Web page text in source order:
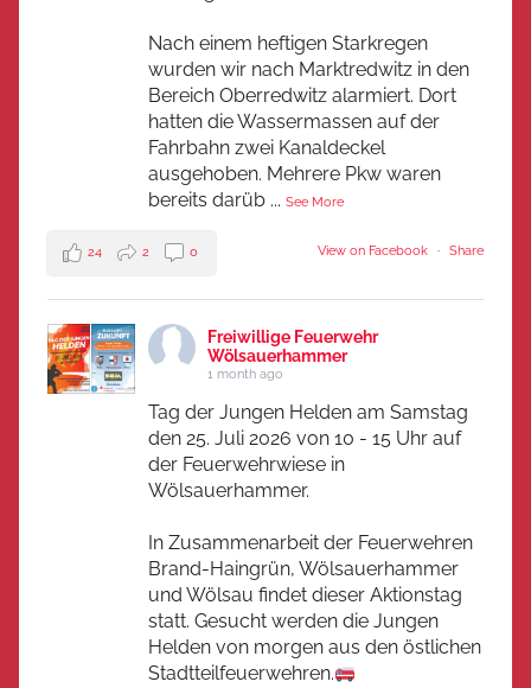
Nach einem heftigen Starkregen
wurden wir nach Marktredwitz in den
Bereich Oberredwitz alarmiert. Dort
hatten die Wassermassen auf der
Fahrbahn zwei Kanaldeckel
ausgehoben. Mehrere Pkw waren
bereits darüb ... See More
View on Facebook · Share
24 2 0
Freiwillige Feuerwehr
Wölsauerhammer
1 month ago
Tag der Jungen Helden am Samstag
den 25. Juli 2026 von 10 - 15 Uhr auf
der Feuerwehrwiese in
Wölsauerhammer.
In Zusammenarbeit der Feuerwehren
Brand-Haingrün, Wölsauerhammer
und Wölsau findet dieser Aktionstag
statt. Gesucht werden die Jungen
Helden von morgen aus den östlichen
Stadtteilfeuerwehren.